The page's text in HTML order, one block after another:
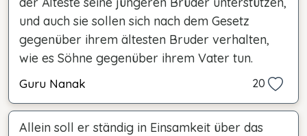
und auch sie sollen sich nach dem Gesetz
gegenüber ihrem ältesten Bruder verhalten,
wie es Söhne gegenüber ihrem Vater tun.
Guru Nanak 20
Allein soll er ständig in Einsamkeit über das